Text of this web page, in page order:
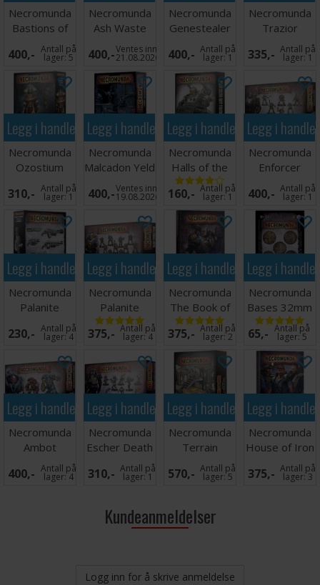
Necromunda
Bastions of
Law
400,- Antall på
lager:5
Necromunda
Ash Waste
Nomads
Ashwing
400,-Ventes inn
21.08.2026
Necromunda
Genestealer
Abomination
Gang
400,- Antall på
lager:1
Necromunda
Trazior
Pattern
Sentry Guns
335,- Antall på
lager:1
Legg i handlekurven
Necromunda
Ozostium
Aranthus
310,- Antall på
lager:1
Legg i handlekurven
Necromunda
Malcadon Yeld
Jakara Spyre
400,-Ventes inn
19.08.2026
Legg i handlekurven
Necromunda
Halls of the
Ancients
Cards
160,- Antall på
lager:1
Legg i
Necromunda
Enforcer
Captains &
Sergeants
400,- Antall på
lager:1
Legg i handlekurven
Necromunda
Palanite
Enforcer
Weapons
230,- Antall på
lager:4
Legg i handlekurven
Necromunda
Palanite
Enforcer
Patrol
375,- Antall på
lager:4
Legg i handlekurven
Necromunda
The Book of
Judgement
375,- Antall på
lager:2
Legg i
Necromunda
Bases 32mm
65,- Antall på
lager:5
Legg i handlekurven
Necromunda
Ambot
Automata
400,- Antall på
lager:4
Legg i handlekurven
Necromunda
Escher Death
Maidens/Wyld
Run
310,- Antall på
lager:1
Legg i handlekurven
Necromunda
Terrain
Platforms &
Stairs
570,- Antall på
lager:5
Legg i
Necromunda
House of Iron
375,- Antall på
lager:3
Kundeanmeldelser
Logg inn for å skrive anmeldelse